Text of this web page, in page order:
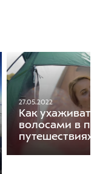
27.05.2022
Как
волосами в
путешествиях